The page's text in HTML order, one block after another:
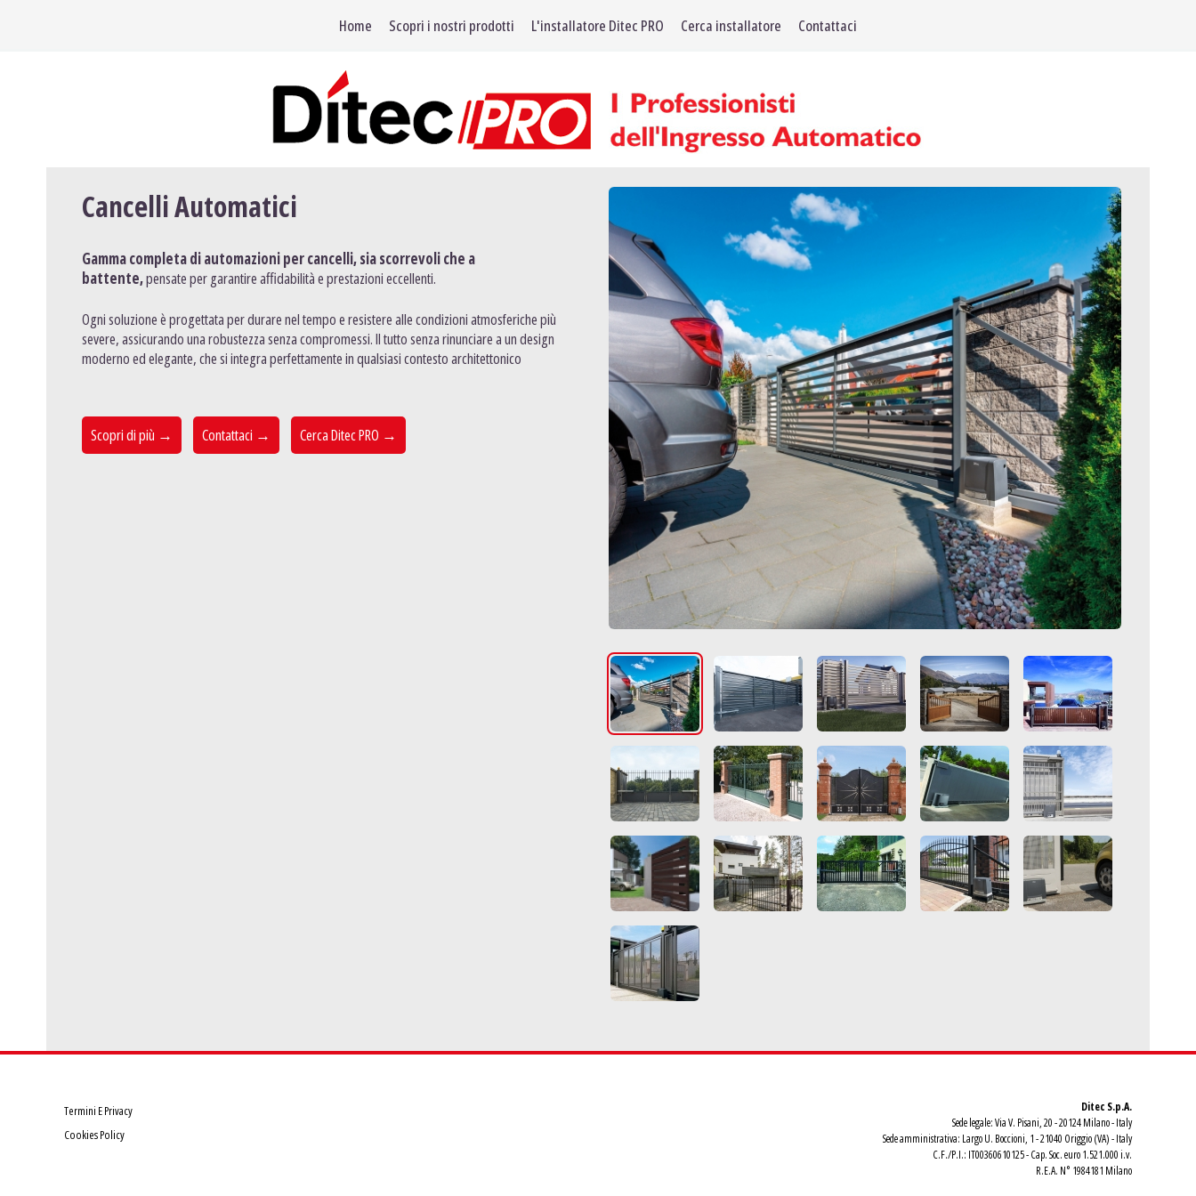
to
Home Scopri i nostri prodotti L'installatore Ditec PRO Cerca installatore Contattaci
Cancelli Automatici
Gamma completa di automazioni per cancelli, sia scorrevoli che a
battente,pensate per garantire affidabilità e prestazioni eccellenti.
Ogni soluzione è progettata per durare nel tempo e resistere alle condizioni atmosferiche più
severe, assicurando una robustezza senza compromessi. Il tutto senza rinunciare a un design
moderno ed elegante, che si integra perfettamente in qualsiasi contesto architettonico
Scopri di più → Contattaci → Cerca Ditec PRO →
Termini E Privacy
Cookies Policy
Ditec S.p.A.
Sede legale: Via V. Pisani, 20 - 20124 Milano - Italy
Sede amministrativa: Largo U. Boccioni, 1 - 21040 Origgio (VA) - Italy
C.F./P.I.: IT00360610125 - Cap. Soc. euro 1.521.000 i.v.
R.E.A. N° 1984181 Milano